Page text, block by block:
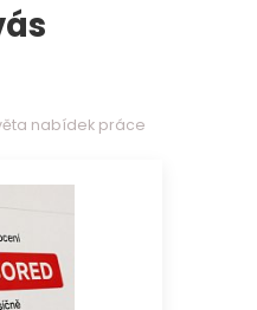
nabídek práce